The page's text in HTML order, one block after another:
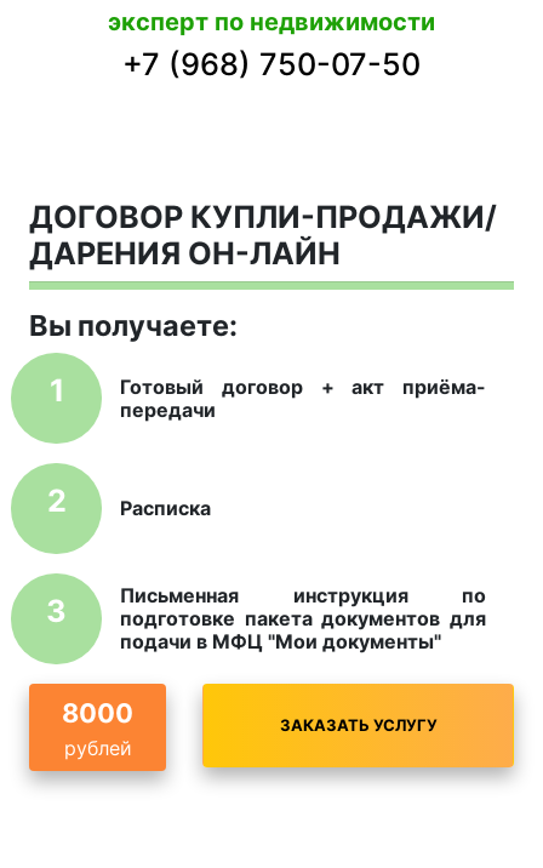
эксперт по недвижимости
+7 (968) 750-07-50
ДОГОВОР КУПЛИ-ПРОДАЖИ/
ДАРЕНИЯ ОН-ЛАЙН
Вы получаете:
1
Готовый договор + акт приёма-
передачи
2 Расписка
3
Письменная инструкция по
подготовке пакета документов для
подачи в МФЦ "Мои документы"
8000
рублей
ЗАКАЗАТЬ УСЛУГУ